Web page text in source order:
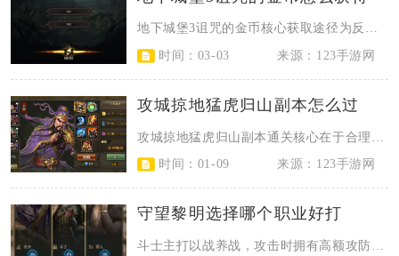
地下城堡3诅咒的金币核心获取途径为反复刷取第三个秘境幽雾森林，通过特定楼层拾...
时间：03-03
来源：123手游网
攻城掠地猛虎归山副本怎么过
时间：01-09
来源：123手游网
守望黎明选择哪个职业好打